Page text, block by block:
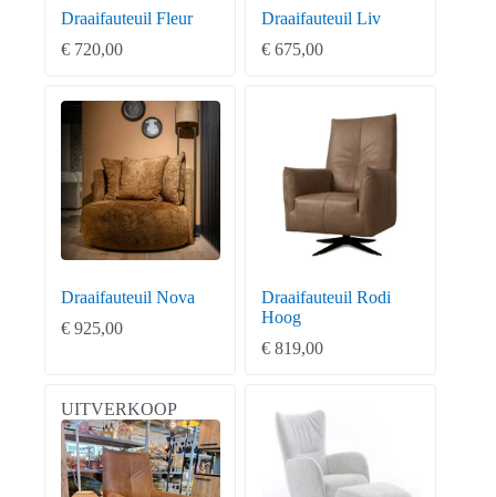
Draaifauteuil Fleur
€720,00
Draaifauteuil Liv
€675,00
Draaifauteuil Nova
€925,00
Draaifauteuil Rodi
Hoog
€819,00
UITVERKOOP